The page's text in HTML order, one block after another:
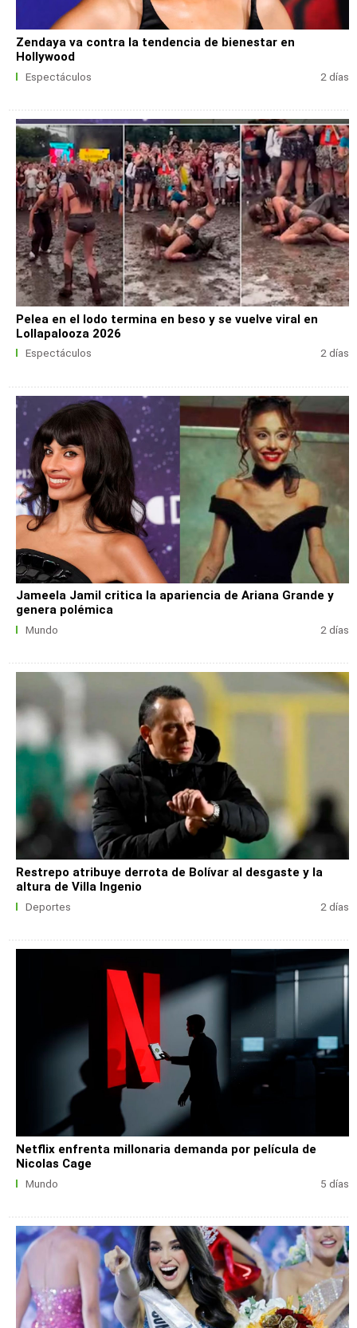
Zendaya va contra la tendencia de bienestar en
Hollywood
Espectáculos 2 días
Pelea en el lodo termina en beso y se vuelve viral en
Lollapalooza 2026
Espectáculos 2 días
Jameela Jamil critica la apariencia de Ariana Grande y
genera polémica
Mundo 2 días
Restrepo atribuye derrota de Bolívar al desgaste y la
altura de Villa Ingenio
Deportes 2 días
Netflix enfrenta millonaria demanda por película de
Nicolas Cage
Mundo 5 días